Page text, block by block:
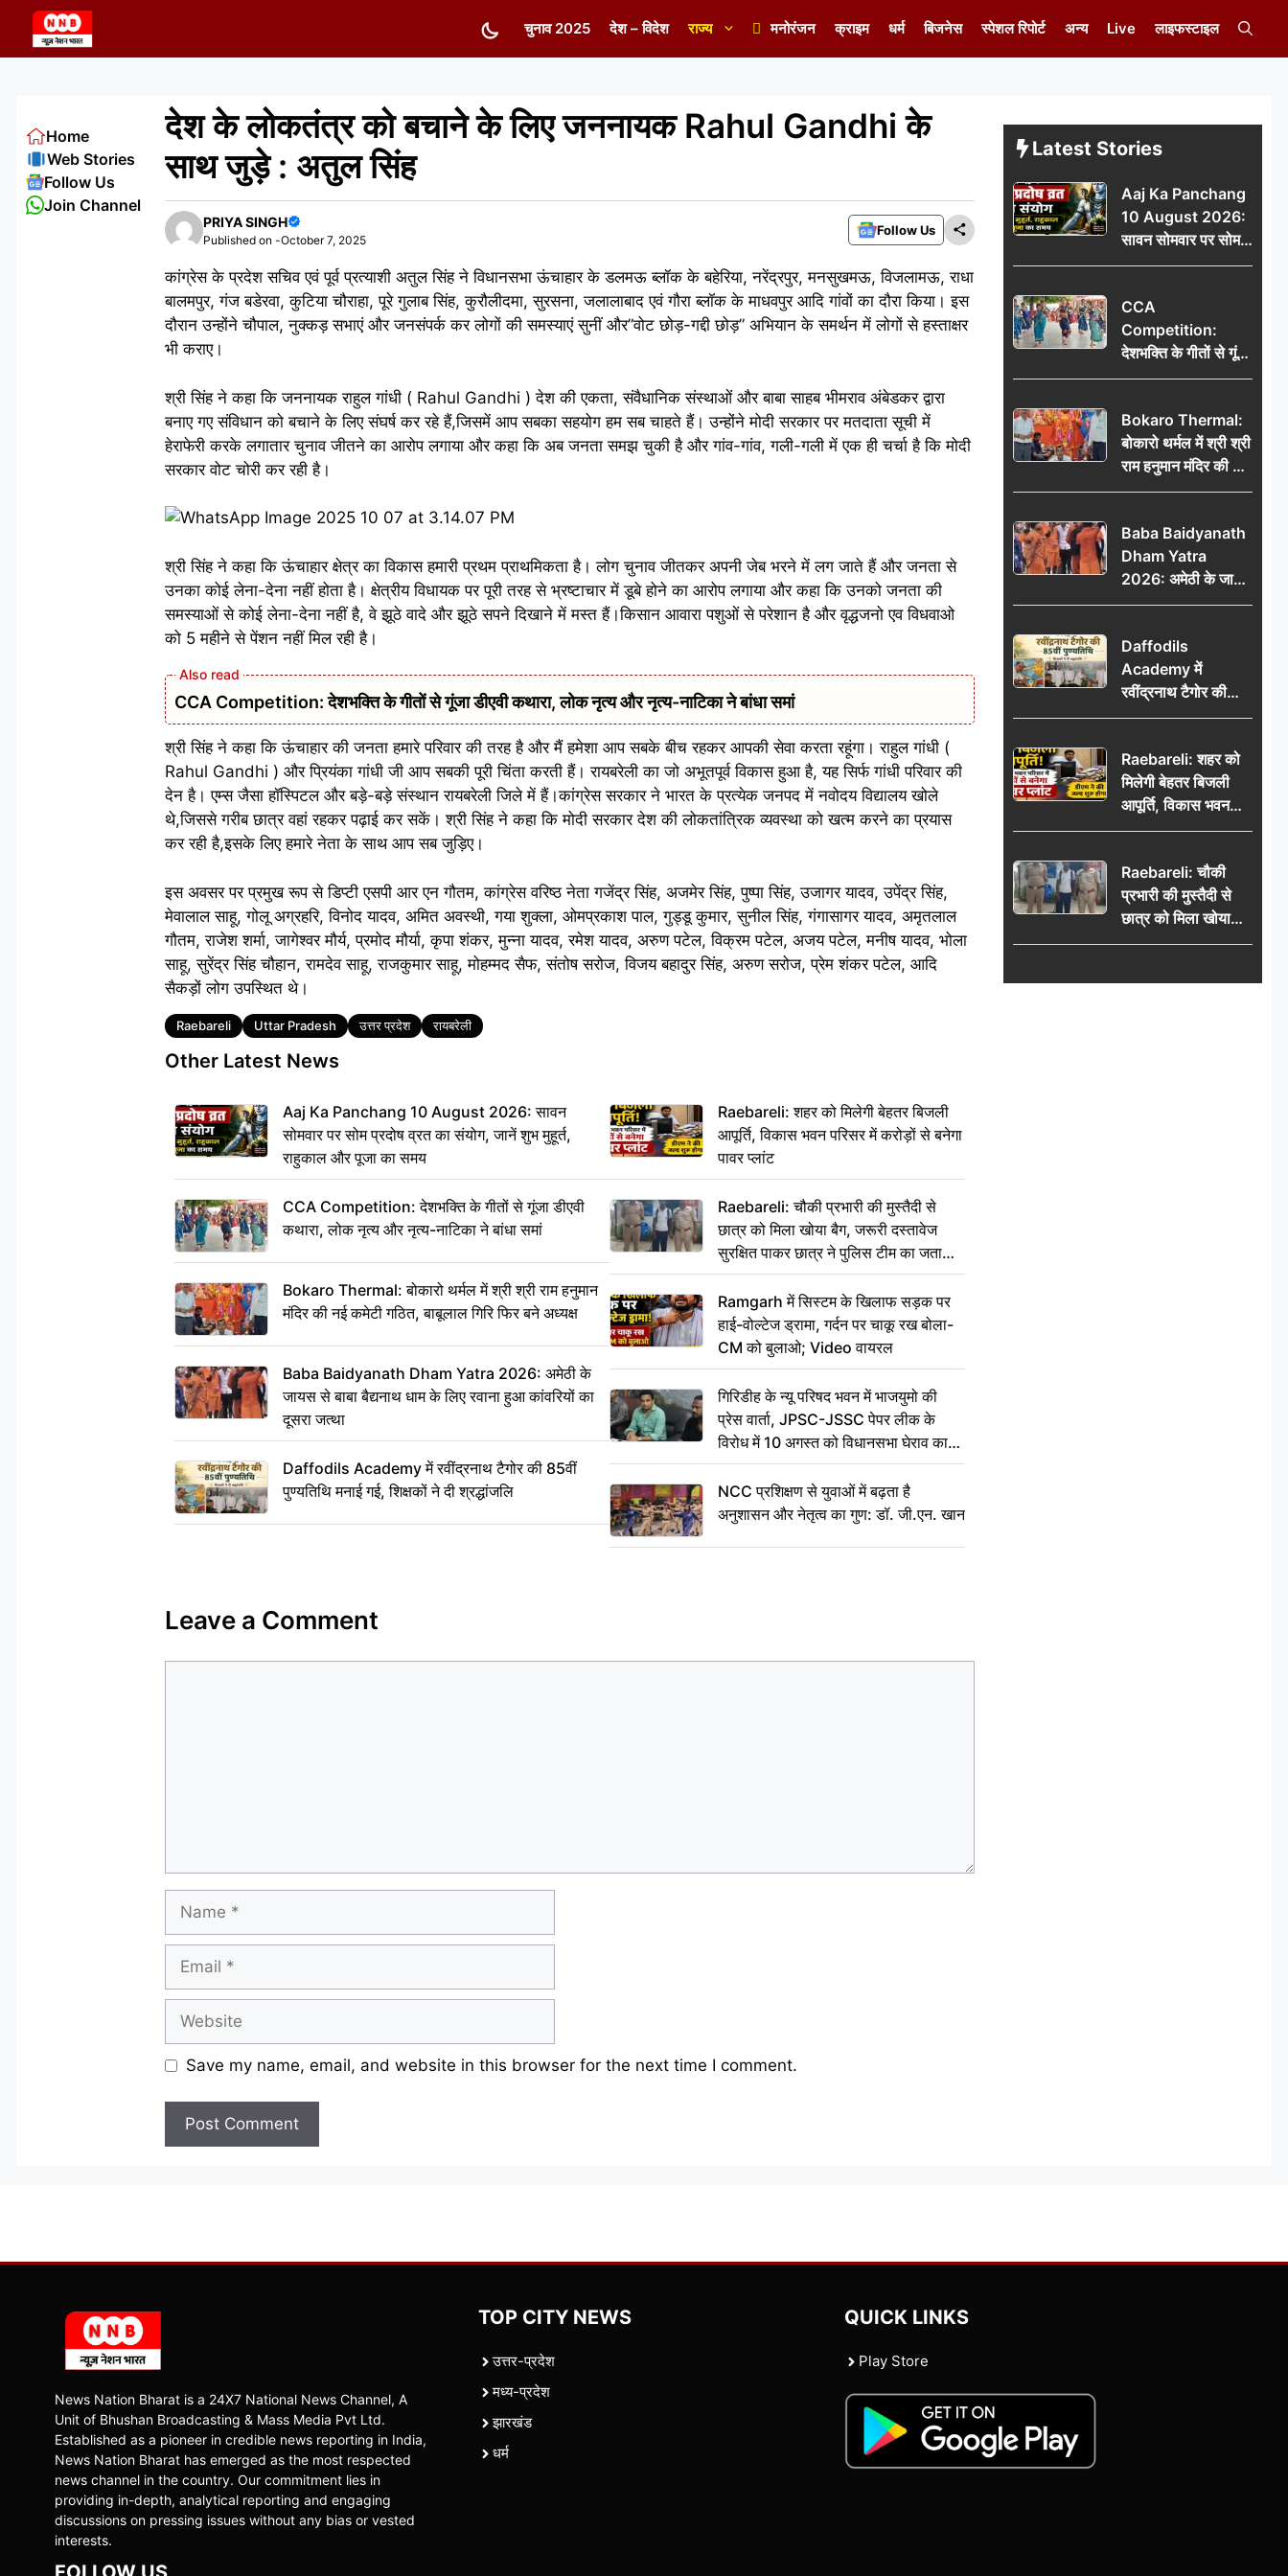
content
चुनाव 2025 देश – विदेश राज्य मनोरंजन क्राइम धर्म बिजनेस स्पेशल रिपोर्ट अन्य Live लाइफस्टाइल
देश के लोकतंत्र को बचाने के लिए जननायक Rahul Gandhi के
साथ जुड़े : अतुल सिंह
PRIYA SINGH
Published on -October 7, 2025
Follow Us
कांग्रेस के प्रदेश सचिव एवं पूर्व प्रत्याशी अतुल सिंह ने विधानसभा ऊंचाहार के डलमऊ ब्लॉक के बहेरिया, नरेंद्रपुर, मनसुखमऊ, विजलामऊ, राधा
बालमपुर, गंज बडेरवा, कुटिया चौराहा, पूरे गुलाब सिंह, कुरौलीदमा, सुरसना, जलालाबाद एवं गौरा ब्लॉक के माधवपुर आदि गांवों का दौरा किया। इस
दौरान उन्होंने चौपाल, नुक्कड़ सभाएं और जनसंपर्क कर लोगों की समस्याएं सुनीं और”वोट छोड़-गद्दी छोड़” अभियान के समर्थन में लोगों से हस्ताक्षर
भी कराए।
श्री सिंह ने कहा कि जननायक राहुल गांधी ( Rahul Gandhi ) देश की एकता, संवैधानिक संस्थाओं और बाबा साहब भीमराव अंबेडकर द्वारा
बनाए गए संविधान को बचाने के लिए संघर्ष कर रहे हैं,जिसमें आप सबका सहयोग हम सब चाहते हैं। उन्होंने मोदी सरकार पर मतदाता सूची में
हेराफेरी करके लगातार चुनाव जीतने का आरोप लगाया और कहा कि अब जनता समझ चुकी है और गांव-गांव, गली-गली में एक ही चर्चा है कि मोदी
सरकार वोट चोरी कर रही है।
​श्री सिंह ने कहा कि ऊंचाहार क्षेत्र का विकास हमारी प्रथम प्राथमिकता है। लोग चुनाव जीतकर अपनी जेब भरने में लग जाते हैं और जनता से
उनका कोई लेना-देना नहीं होता है। क्षेत्रीय विधायक पर पूरी तरह से भ्रष्टाचार में डूबे होने का आरोप लगाया और कहा कि उनको जनता की
समस्याओं से कोई लेना-देना नहीं है, वे झूठे वादे और झूठे सपने दिखाने में मस्त हैं।किसान आवारा पशुओं से परेशान है और वृद्धजनो एव विधवाओ
को 5 महीने से पेंशन नहीं मिल रही है।
CCA Competition: देशभक्ति के गीतों से गूंजा डीएवी कथारा, लोक नृत्य और नृत्य-नाटिका ने बांधा समां
​श्री सिंह ने कहा कि ऊंचाहार की जनता हमारे परिवार की तरह है और मैं हमेशा आप सबके बीच रहकर आपकी सेवा करता रहूंगा। राहुल गांधी (
Rahul Gandhi ) और प्रियंका गांधी जी आप सबकी पूरी चिंता करती हैं। रायबरेली का जो अभूतपूर्व विकास हुआ है, यह सिर्फ गांधी परिवार की
देन है। एम्स जैसा हॉस्पिटल और बड़े-बड़े संस्थान रायबरेली जिले में हैं।कांग्रेस सरकार ने भारत के प्रत्येक जनपद में नवोदय विद्यालय खोले
थे,जिससे गरीब छात्र वहां रहकर पढ़ाई कर सकें। श्री सिंह ने कहा कि मोदी सरकार देश की लोकतांत्रिक व्यवस्था को खत्म करने का प्रयास
कर रही है,इसके लिए हमारे नेता के साथ आप सब जुड़िए।
​इस अवसर पर प्रमुख रूप से डिप्टी एसपी आर एन गौतम, कांग्रेस वरिष्ठ नेता गजेंद्र सिंह, अजमेर सिंह, पुष्पा सिंह, उजागर यादव, उपेंद्र सिंह,
मेवालाल साहू, गोलू अग्रहरि, विनोद यादव, अमित अवस्थी, गया शुक्ला, ओमप्रकाश पाल, गुड्डू कुमार, सुनील सिंह, गंगासागर यादव, अमृतलाल
गौतम, राजेश शर्मा, जागेश्वर मौर्य, प्रमोद मौर्या, कृपा शंकर, मुन्ना यादव, रमेश यादव, अरुण पटेल, विक्रम पटेल, अजय पटेल, मनीष यादव, भोला
साहू, सुरेंद्र सिंह चौहान, रामदेव साहू, राजकुमार साहू, मोहम्मद सैफ, संतोष सरोज, विजय बहादुर सिंह, अरुण सरोज, प्रेम शंकर पटेल, आदि
सैकड़ों लोग उपस्थित थे।
Tags
Raebareli Uttar Pradesh उत्तर प्रदेश रायबरेली
Other Latest News
Aaj Ka Panchang 10 August 2026: सावन
सोमवार पर सोम प्रदोष व्रत का संयोग, जानें शुभ मुहूर्त,
राहुकाल और पूजा का समय
CCA Competition: देशभक्ति के गीतों से गूंजा डीएवी
कथारा, लोक नृत्य और नृत्य-नाटिका ने बांधा समां
Bokaro Thermal: बोकारो थर्मल में श्री श्री राम हनुमान
मंदिर की नई कमेटी गठित, बाबूलाल गिरि फिर बने अध्यक्ष
Baba Baidyanath Dham Yatra 2026: अमेठी के
जायस से बाबा बैद्यनाथ धाम के लिए रवाना हुआ कांवरियों का
दूसरा जत्था
Daffodils Academy में रवींद्रनाथ टैगोर की 85वीं
पुण्यतिथि मनाई गई, शिक्षकों ने दी श्रद्धांजलि
Raebareli: शहर को मिलेगी बेहतर बिजली
आपूर्ति, विकास भवन परिसर में करोड़ों से बनेगा
पावर प्लांट
Raebareli: चौकी प्रभारी की मुस्तैदी से
छात्र को मिला खोया बैग, जरूरी दस्तावेज
सुरक्षित पाकर छात्र ने पुलिस टीम का जताया
आभार
Ramgarh में सिस्टम के खिलाफ सड़क पर
हाई-वोल्टेज ड्रामा, गर्दन पर चाकू रख बोला-
CM को बुलाओ; Video वायरल
गिरिडीह के न्यू परिषद भवन में भाजयुमो की
प्रेस वार्ता, JPSC-JSSC पेपर लीक के
विरोध में 10 अगस्त को विधानसभा घेराव का
ऐलान
NCC प्रशिक्षण से युवाओं में बढ़ता है
अनुशासन और नेतृत्व का गुण: डॉ. जी.एन. खान
Leave a Comment
Save my name, email, and website in this browser for the next time I comment.
Home
Web Stories
Follow Us
Join Channel
Latest Stories
Aaj Ka Panchang
10 August 2026:
सावन सोमवार पर सोम
प्रदोष व्रत का संयोग,
और पूजा का समय
CCA
Competition:
देशभक्ति के गीतों से गूंजा
डीएवी कथारा, लोक
बांधा समां
Bokaro Thermal:
बोकारो थर्मल में श्री श्री
राम हनुमान मंदिर की नई
कमेटी गठित, बाबूलाल
Baba Baidyanath
Dham Yatra
2026: अमेठी के जायस
से बाबा बैद्यनाथ धाम के
का दूसरा जत्था
Daffodils
Academy में
रवींद्रनाथ टैगोर की
85वीं पुण्यतिथि मनाई
श्रद्धांजलि
Raebareli: शहर को
मिलेगी बेहतर बिजली
आपूर्ति, विकास भवन
परिसर में करोड़ों से
Raebareli: चौकी
प्रभारी की मुस्तैदी से
छात्र को मिला खोया
बैग, जरूरी दस्तावेज
पुलिस टीम का जताया
News Nation Bharat is a 24X7 National News Channel, A
Unit of Bhushan Broadcasting & Mass Media Pvt Ltd.
Established as a pioneer in credible news reporting in India,
News Nation Bharat has emerged as the most respected
news channel in the country. Our commitment lies in
providing in-depth, analytical reporting and engaging
discussions on pressing issues without any bias or vested
interests.
TOP CITY NEWS
उत्तर-प्रदेश
मध्य-प्रदेश
झारखंड
धर्म
QUICK LINKS
Play Store